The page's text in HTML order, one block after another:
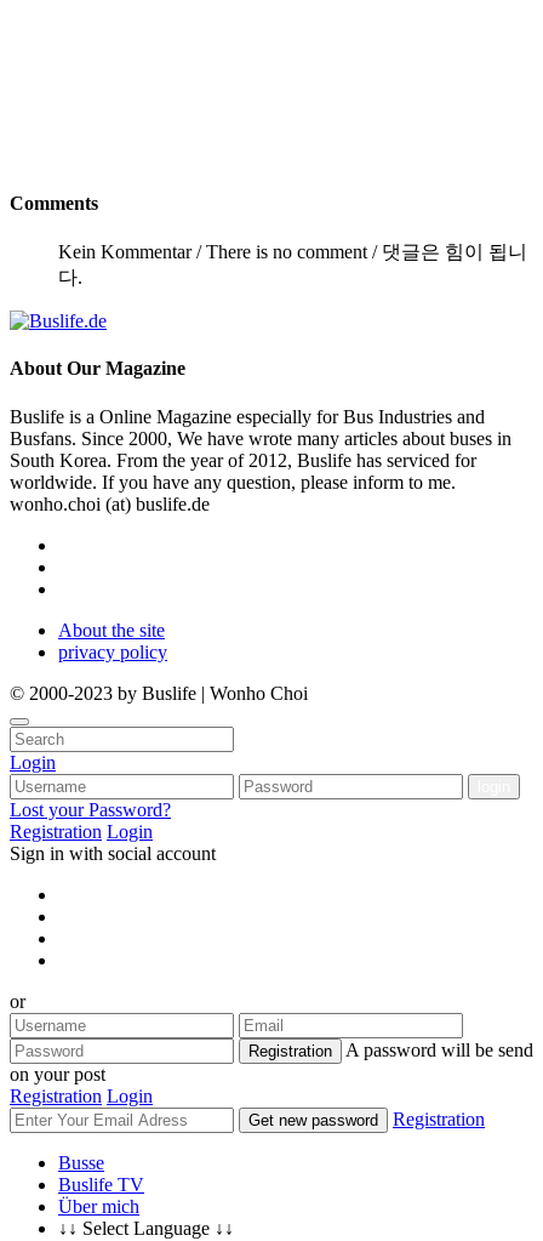
Comments
Kein Kommentar / There is no comment / 댓글은 힘이 됩니
다.
About Our Magazine
Buslife is a Online Magazine especially for Bus Industries and
Busfans. Since 2000, We have wrote many articles about buses in
South Korea. From the year of 2012, Buslife has serviced for
worldwide. If you have any question, please inform to me.
wonho.choi (at) buslife.de
About the site
privacy policy
© 2000-2023 by Buslife | Wonho Choi
Login
Lost your Password?
Registration Login
Sign in with social account
or
Registration
A password will be send
on your post
Registration Login
Get new password Registration
Busse
Buslife TV
Über mich
↓↓ Select Language ↓↓